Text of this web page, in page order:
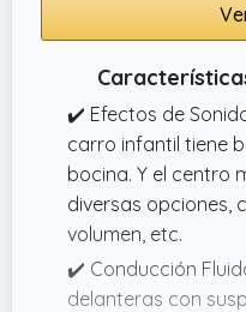
✔️ Efectos de
carro infantil tiene
bocina. Y el centro
diversas opciones,
volumen, etc.
✔️ Conducción
delanteras con